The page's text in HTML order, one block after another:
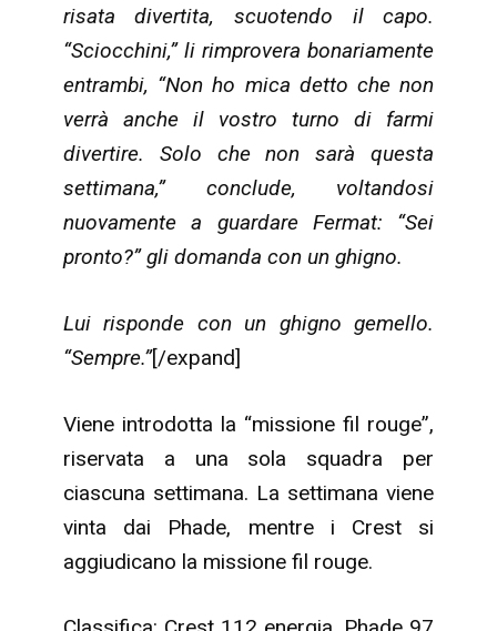
risata divertita, scuotendo il capo.
“Sciocchini,” li rimprovera bonariamente
entrambi, “Non ho mica detto che non
verrà anche il vostro turno di farmi
divertire. Solo che non sarà questa
settimana,” conclude, voltandosi
nuovamente a guardare Fermat: “Sei
pronto?” gli domanda con un ghigno.
Lui risponde con un ghigno gemello.
“Sempre.”[/expand]
Viene introdotta la “missione fil rouge”,
riservata a una sola squadra per
ciascuna settimana. La settimana viene
vinta dai Phade, mentre i Crest si
aggiudicano la missione fil rouge.